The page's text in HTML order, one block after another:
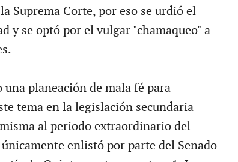
Suprema Corte, por eso se urdió el
y se optó por el vulgar "chamaqueo" a
una planeación de mala fé para
tema en la legislación secundaria
al periodo extraordinario del
enlistó por parte del Senado